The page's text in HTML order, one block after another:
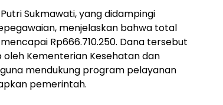
Sukmawati, yang didampingi
menjelaskan bahwa total
Rp666.710.250. Dana tersebut
Kementerian Kesehatan dan
mendukung program pelayanan
pemerintah.